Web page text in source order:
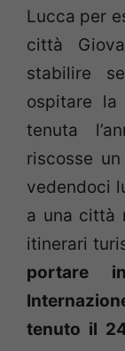
Lucca per
città
stabilire
ospitare la
tenuta
riscosse
vedendoci
a una città
itinerari
portare
tenuto il